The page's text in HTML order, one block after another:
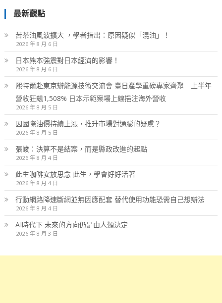
最新觀點
苦茶油風波擴大 ，學者指出：原因疑似「混油」！
2026 年 8 月 6 日
日本熊本強震對日本經濟的影響！
2026 年 8 月 6 日
熙特爾赴東京辦能源技術交流會 臺日產學重磅專家齊聚 上半年
營收狂飆1,508% 日本示範案場上線挹注海外營收
2026 年 8 月 5 日
因國際油價持續上漲，推升市場對通膨的疑慮？
2026 年 8 月 5 日
張峻：決算不是結案，而是縣政改進的起點
2026 年 8 月 4 日
此生咖啡安放思念 此生，學會好好活著
2026 年 8 月 4 日
行動網路降速斷網並無因應配套 替代使用功能恐需自己想辦法
2026 年 8 月 4 日
AI時代下 未來的方向仍是由人類決定
2026 年 8 月 3 日